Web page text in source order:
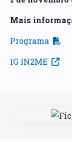
Mais
Programa
IG IN2ME